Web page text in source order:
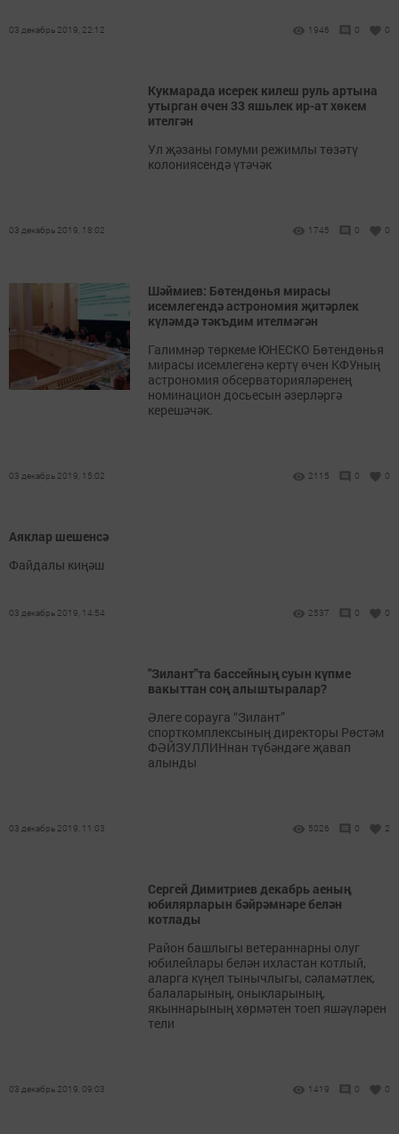
03 декабрь 2019, 22:12 1946 0 0
Кукмарада исерек килеш руль артына
утырган өчен 33 яшьлек ир-ат хөкем
ителгән
Ул җәзаны гомуми режимлы төзәтү
колониясендә үтәчәк
03 декабрь 2019, 18:02 1745 0 0
Шәймиев: Бөтендөнья мирасы
исемлегендә астрономия җитәрлек
күләмдә тәкъдим ителмәгән
Галимнәр төркеме ЮНЕСКО Бөтендөнья
мирасы исемлегенә кертү өчен КФУның
астрономия обсерваторияләренең
номинацион досьесын әзерләргә
керешәчәк.
03 декабрь 2019, 15:02 2115 0 0
Аяклар шешенсә
Файдалы киңәш
03 декабрь 2019, 14:54 2537 0 0
"Зилант"та бассейның суын күпме
вакыттан соң алыштыралар?
Әлеге сорауга “Зилант”
спорткомплексының директоры Рөстәм
ФӘЙЗУЛЛИНнан түбәндәге җавап
алынды
03 декабрь 2019, 11:03 5026 0 2
Сергей Димитриев декабрь аеның
юбилярларын бәйрәмнәре белән
котлады
Район башлыгы ветераннарны олуг
юбилейлары белән ихластан котлый,
аларга күңел тынычлыгы, сәламәтлек,
балаларының, оныкларының,
якыннарының хөрмәтен тоеп яшәүләрен
тели
03 декабрь 2019, 09:03 1419 0 0